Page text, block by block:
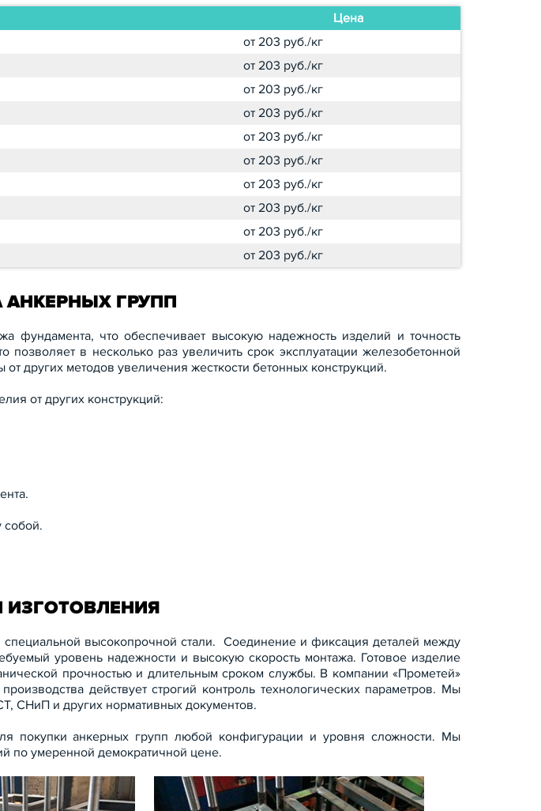
Цена
от 203 руб./кг
от 203 руб./кг
от 203 руб./кг
от 203 руб./кг
от 203 руб./кг
от 203 руб./кг
от 203 руб./кг
от 203 руб./кг
от 203 руб./кг
от 203 руб./кг
ГРУПП
фундамента, что обеспечивает высокую надежность изделий и точность
в несколько раз увеличить срок эксплуатации железобетонной
других методов увеличения жесткости бетонных конструкций.
от других конструкций:
собой.
высокопрочной стали. Соединение и фиксация деталей между
уровень надежности и высокую скорость монтажа. Готовое изделие
прочностью и длительным сроком службы. В компании «Прометей»
действует строгий контроль технологических параметров. Мы
СНиП и других нормативных документов.
покупки анкерных групп любой конфигурации и уровня сложности. Мы
по умеренной демократичной цене.